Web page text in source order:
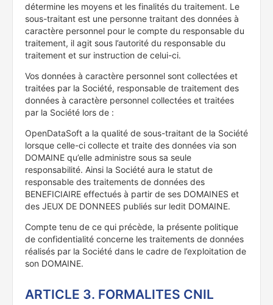
détermine les moyens et les finalités du traitement. Le
sous-traitant est une personne traitant des données à
caractère personnel pour le compte du responsable du
traitement, il agit sous l’autorité du responsable du
traitement et sur instruction de celui-ci.
Vos données à caractère personnel sont collectées et
traitées par la Société, responsable de traitement des
données à caractère personnel collectées et traitées
par la Société lors de :
OpenDataSoft a la qualité de sous-traitant de la Société
lorsque celle-ci collecte et traite des données via son
DOMAINE qu’elle administre sous sa seule
responsabilité. Ainsi la Société aura le statut de
responsable des traitements de données des
BENEFICIAIRE effectués à partir de ses DOMAINES et
des JEUX DE DONNEES publiés sur ledit DOMAINE.
Compte tenu de ce qui précède, la présente politique
de confidentialité concerne les traitements de données
réalisés par la Société dans le cadre de l’exploitation de
son DOMAINE.
ARTICLE 3. FORMALITES CNIL